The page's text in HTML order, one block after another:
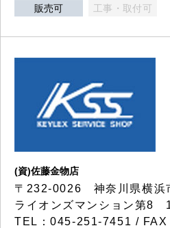
販売可 工事・取付可
(資)佐藤金物店
〒232-0026 神奈川県横
ライオンズマンション第8
TEL：045-251-7451 /